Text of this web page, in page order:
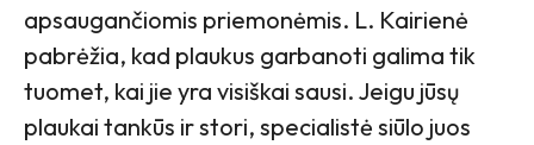
apsaugančiomis priemonėmis. L. Kairienė
pabrėžia, kad plaukus garbanoti galima tik
tuomet, kai jie yra visiškai sausi. Jeigu jūsų
plaukai tankūs ir stori, specialistė siūlo juos